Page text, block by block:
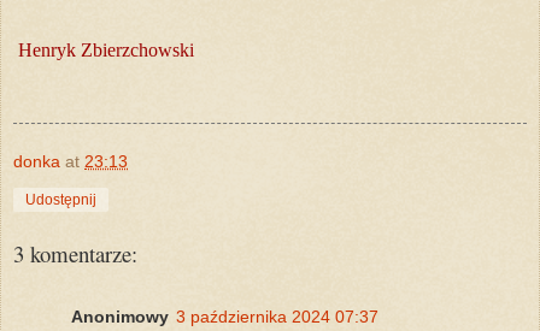
Henryk Zbierzchowski
donka at 23:13
Udostępnij
3 komentarze:
Anonimowy 3 października 2024 07:37